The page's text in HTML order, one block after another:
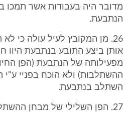
מדובר היה בעבודות אשר תמכו
הנתבעת.
26. מן המקובץ לעיל עולה כי
אותן ביצע התובע בנתבעת היוו
מפעילותה של הנתבעת (הפן
ההשתלבות) ולא הוכח בפניי ע"י
השתלב בנתבעת.
27. הפן השלילי של מבחן ההשתלבות